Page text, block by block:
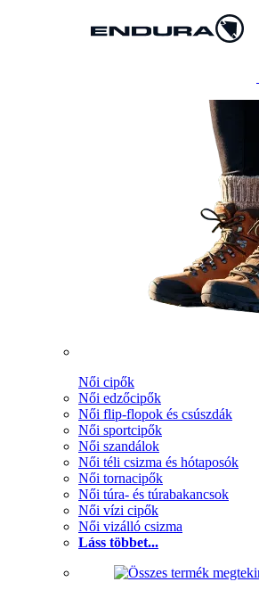
Női cipők
Női edzőcipők
Női flip-flopok és csúszdák
Női sportcipők
Női szandálok
Női téli csizma és hótaposók
Női tornacipők
Női túra- és túrabakancsok
Női vízi cipők
Női vizálló csizma
Láss többet...